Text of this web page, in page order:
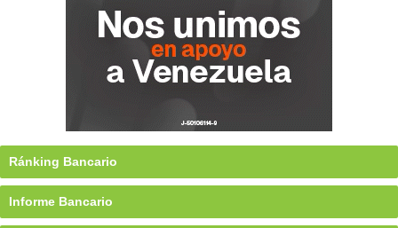
Ránking Bancario
Informe Bancario